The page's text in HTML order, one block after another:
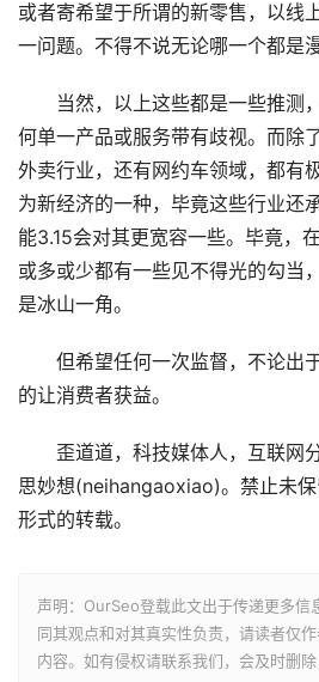
或者寄希望于所谓的新零售，以线
一问题。不得不说无论哪一个都是
当然，以上这些都是一些推测
何单一产品或服务带有歧视。而除
外卖行业，还有网约车领域，都有
为新经济的一种，毕竟这些行业还
能3.15会对其更宽容一些。毕竟，
或多或少都有一些见不得光的勾当
是冰山一角。
但希望任何一次监督，不论出
的让消费者获益。
歪道道，科技媒体人，互联网
思妙想(neihangaoxiao)。禁止未
形式的转载。
声明：OurSeo登载此文出于传递更多信
同其观点和对其真实性负责，请读者仅
内容。如有侵权请联系我们，会及时删除